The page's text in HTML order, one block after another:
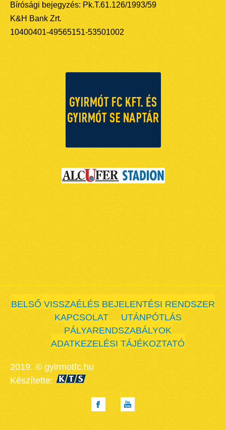
Bírósági bejegyzés: Pk.T.61.126/1993/59
K&H Bank Zrt.
10400401-49565151-53501002
BELSŐ VISSZAÉLÉS BEJELENTÉSI RENDSZER
KAPCSOLAT
UTÁNPÓTLÁS
PÁLYARENDSZABÁLYOK
ADATKEZELÉSI TÁJÉKOZTATÓ
2019. © gyirmotfc.hu
Készítette: